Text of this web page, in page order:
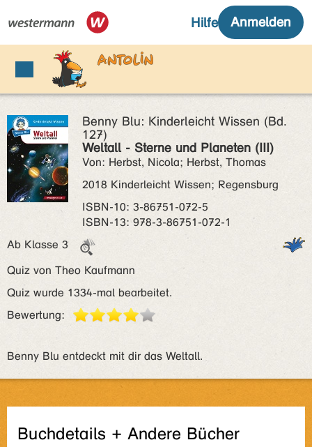
Benny Blu: Kinderleicht Wissen (Bd.
127)
Weltall - Sterne und Planeten (III)
Von: Herbst, Nicola; Herbst, Thomas
2018 Kinderleicht Wissen; Regensburg
ISBN‑10: 3-86751-072-5
ISBN‑13: 978-3-86751-072-1
Ab Klasse 3
Quiz von Theo Kaufmann
Quiz wurde 1334-mal bearbeitet.
Bewertung:
Benny Blu entdeckt mit dir das Weltall.
Buchdetails + Andere Bücher